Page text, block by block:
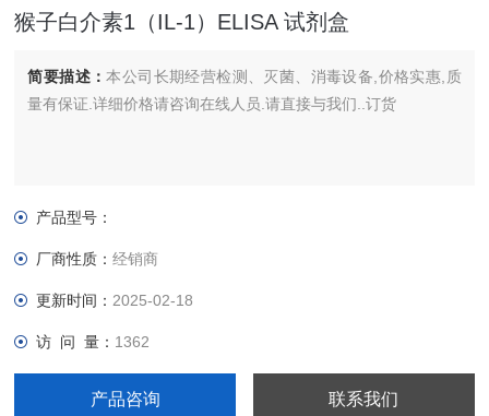
猴子白介素1（IL-1）ELISA 试剂盒
简要描述：本公司长期经营检测、灭菌、消毒设备,价格实惠,质
量有保证.详细价格请咨询在线人员.请直接与我们..订货
产品型号：
厂商性质：经销商
更新时间： 2025-02-18
访 问 量： 1362
产品咨询 联系我们